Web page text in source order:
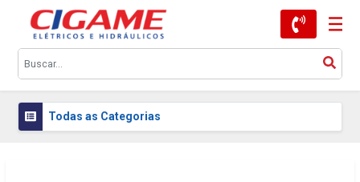
Todas as Categorias